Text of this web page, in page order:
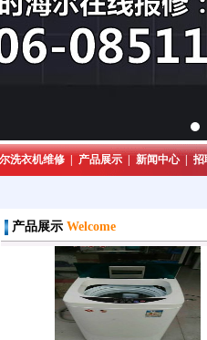
洗衣机维修 产品展示| 新闻中心| 招
产品展示 Welcome